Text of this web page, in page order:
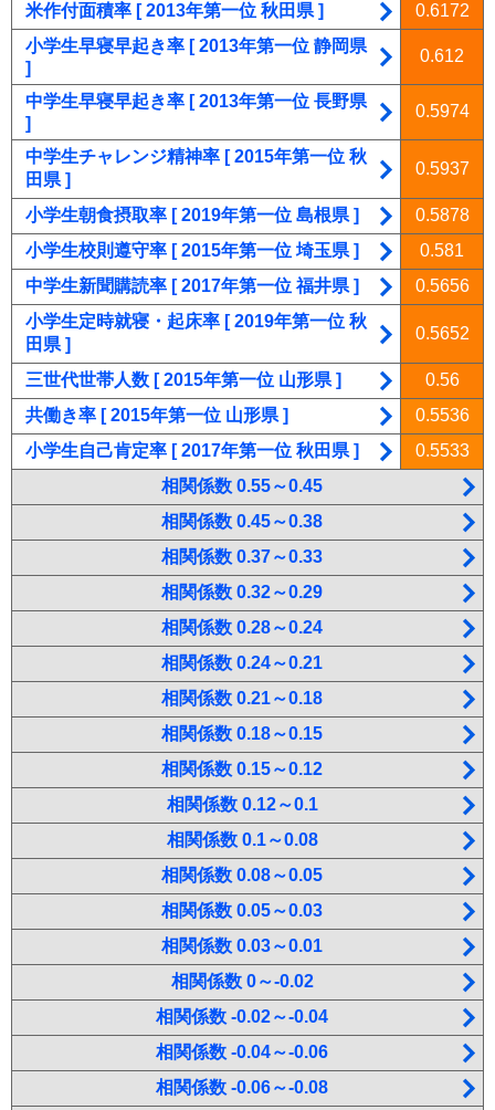
米作付面積率 [ 2013年第一位 秋田県 ]
0.6172
小学生早寝早起き率 [ 2013年第一位 静岡県
]
0.612
中学生早寝早起き率 [ 2013年第一位 長野県
]
0.5974
中学生チャレンジ精神率 [ 2015年第一位 秋
田県 ]
0.5937
小学生朝食摂取率 [ 2019年第一位 島根県 ]
0.5878
小学生校則遵守率 [ 2015年第一位 埼玉県 ]
0.581
中学生新聞購読率 [ 2017年第一位 福井県 ]
0.5656
小学生定時就寝・起床率 [ 2019年第一位 秋
田県 ]
0.5652
三世代世帯人数 [ 2015年第一位 山形県 ]
0.56
共働き率 [ 2015年第一位 山形県 ]
0.5536
小学生自己肯定率 [ 2017年第一位 秋田県 ]
0.5533
相関係数 0.55～0.45
相関係数 0.45～0.38
相関係数 0.37～0.33
相関係数 0.32～0.29
相関係数 0.28～0.24
相関係数 0.24～0.21
相関係数 0.21～0.18
相関係数 0.18～0.15
相関係数 0.15～0.12
相関係数 0.12～0.1
相関係数 0.1～0.08
相関係数 0.08～0.05
相関係数 0.05～0.03
相関係数 0.03～0.01
相関係数 0～-0.02
相関係数 -0.02～-0.04
相関係数 -0.04～-0.06
相関係数 -0.06～-0.08